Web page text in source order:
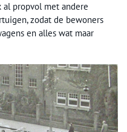
al propvol met andere
zodat de bewoners
en alles wat maar